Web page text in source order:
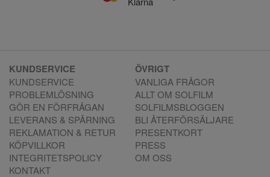
KUNDSERVICE
KUNDSERVICE
PROBLEMLÖSNING
GÖR EN FÖRFRÅGAN
LEVERANS & SPÅRNING
REKLAMATION & RETUR
KÖPVILLKOR
INTEGRITETSPOLICY
KONTAKT
ÖVRIGT
VANLIGA FRÅGOR
ALLT OM SOLFILM
SOLFILMSBLOGGEN
BLI ÅTERFÖRSÄLJARE
PRESENTKORT
PRESS
OM OSS